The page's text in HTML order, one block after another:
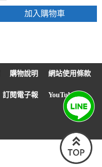
加入購物車
購物說明 網站使用條款
訂閱電子報 YouTube